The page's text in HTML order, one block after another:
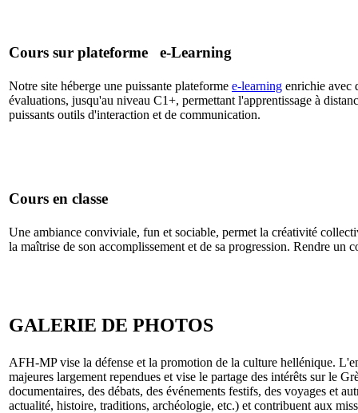
Cours sur plateforme e-Learning
Notre site héberge une puissante plateforme e-learning enrichie avec
évaluations, jusqu'au niveau C1+, permettant l'apprentissage à
puissants outils d'interaction et de communication.
Cours en classe
Une ambiance conviviale, fun et sociable, permet la créativité
la maîtrise de son accomplissement et de sa progression. Rendre un
GALERIE DE PHOTOS
AFH-MP vise la défense et la promotion de la culture hellénique.
majeures largement rependues et vise le partage des intérêts sur le
documentaires, des débats, des événements festifs, des voyages et
actualité, histoire, traditions, archéologie, etc.) et contribuent aux